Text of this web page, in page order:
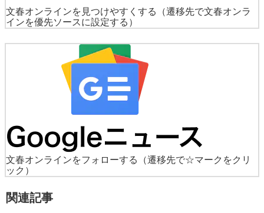
文春オンラインを見つけやすくする
（遷移先で文春オンラ
インを優先ソースに設定する）
文春オンラインをフォローする
（遷移先で☆マークをクリ
ック）
関連記事